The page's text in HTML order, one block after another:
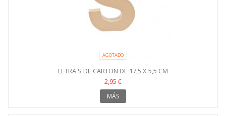
AGOTADO
LETRA S DE CARTON DE 17,5 X 5,5 CM
2,95 €
MÁS